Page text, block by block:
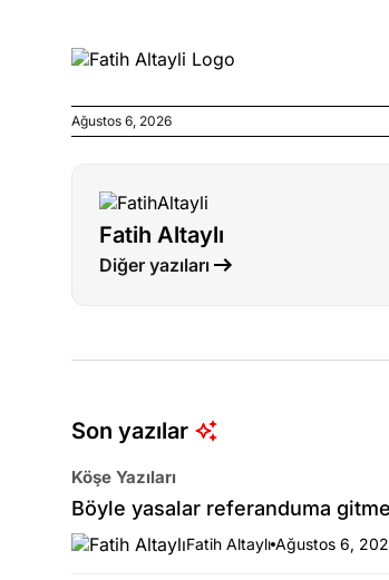
Türkiye’den
Ağustos 6, 2026
Fatih Altaylı
Diğer yazıları
Son yazılar
Köşe Yazıları
Böyle yasalar referanduma
Fatih Altaylı Ağustos 6,